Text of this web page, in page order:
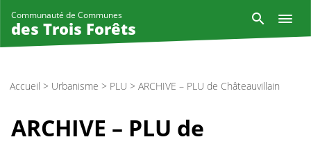
Communauté de Communes
des Trois Forêts
Accueil > Urbanisme > PLU > ARCHIVE – PLU de Châteauvillain
ARCHIVE – PLU de